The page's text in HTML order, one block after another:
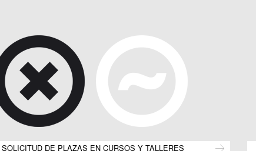
SOLICITUD DE PLAZAS EN CURSOS Y TALLERES